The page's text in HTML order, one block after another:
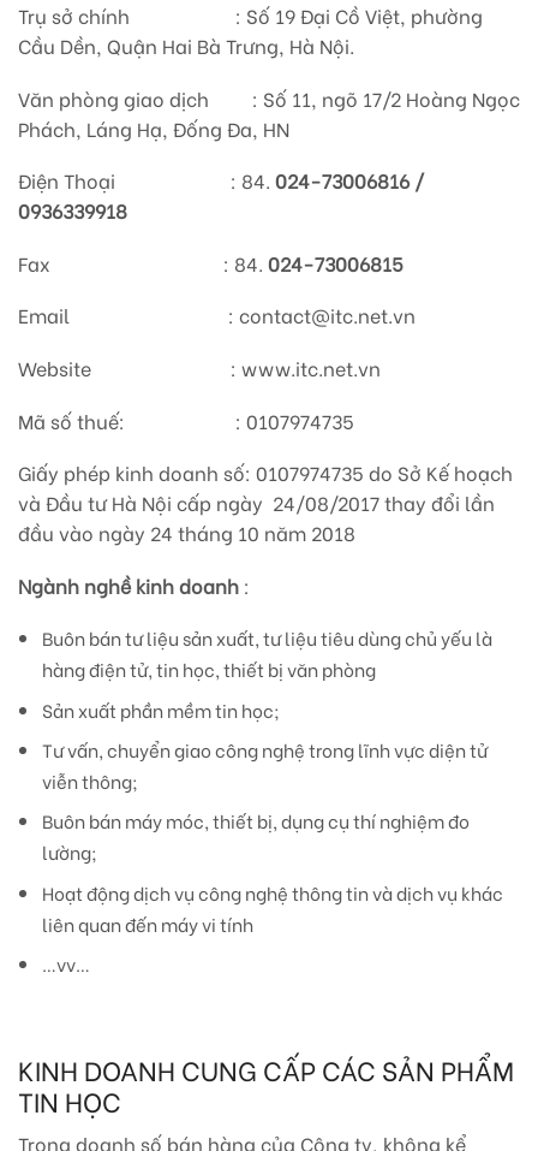
Trụ sở chính : Số 19 Đại Cồ Việt, phường
Cầu Dền, Quận Hai Bà Trưng, Hà Nội.
Văn phòng giao dịch : Số 11, ngõ 17/2 Hoàng Ngọc
Phách, Láng Hạ, Đống Đa, HN
Điện Thoại : 84. 024-73006816 /
0936339918
Fax : 84. 024-73006815
Email : contact@itc.net.vn
Website : www.itc.net.vn
Mã số thuế: : 0107974735
Giấy phép kinh doanh số: 0107974735 do Sở Kế hoạch
và Đầu tư Hà Nội cấp ngày 24/08/2017 thay đổi lần
đầu vào ngày 24 tháng 10 năm 2018
Ngành nghề kinh doanh :
Buôn bán tư liệu sản xuất, tư liệu tiêu dùng chủ yếu là
hàng điện tử, tin học, thiết bị văn phòng
Sản xuất phần mềm tin học;
Tư vấn, chuyển giao công nghệ trong lĩnh vực diện tử
viễn thông;
Buôn bán máy móc, thiết bị, dụng cụ thí nghiệm đo
lường;
Hoạt động dịch vụ công nghệ thông tin và dịch vụ khác
liên quan đến máy vi tính
…vv…
KINH DOANH CUNG CẤP CÁC SẢN PHẨM
TIN HỌC
Trong doanh số bán hàng của Công ty, không kể